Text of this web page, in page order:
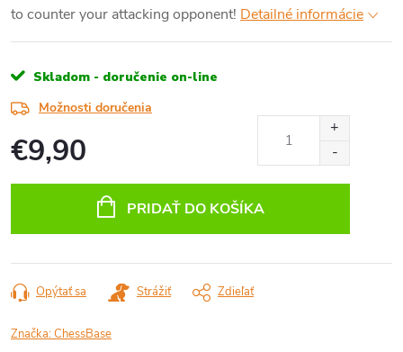
to counter your attacking opponent! Detailné informácie
Skladom - doručenie on-line
Možnosti doručenia
€9,90
PRIDAŤ DO KOŠÍKA
Opýtať sa Strážiť Zdieľať
Značka:ChessBase